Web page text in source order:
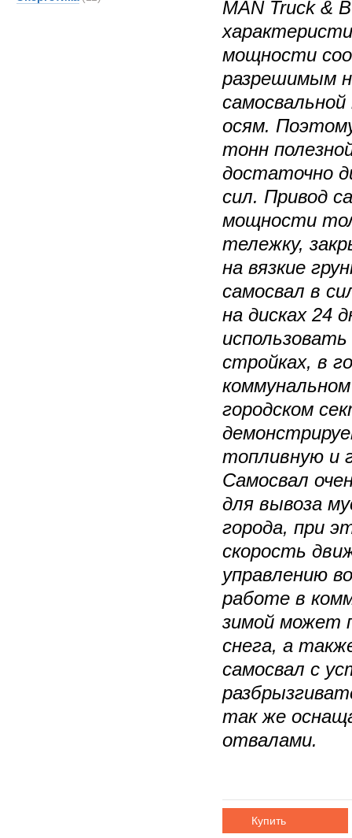
MAN Truck &
мощности
разрешимым
осям.
тонн
достаточно
сил. Привод
мощности
тележку,
на вязкие
самосвал в
на дисках 24
стройках, в
городском
топливную и
Самосвал
для вывоза
города, при
скорость
управлению
работе в
зимой может
снега, а
самосвал с
так же
отвалами.
Купить